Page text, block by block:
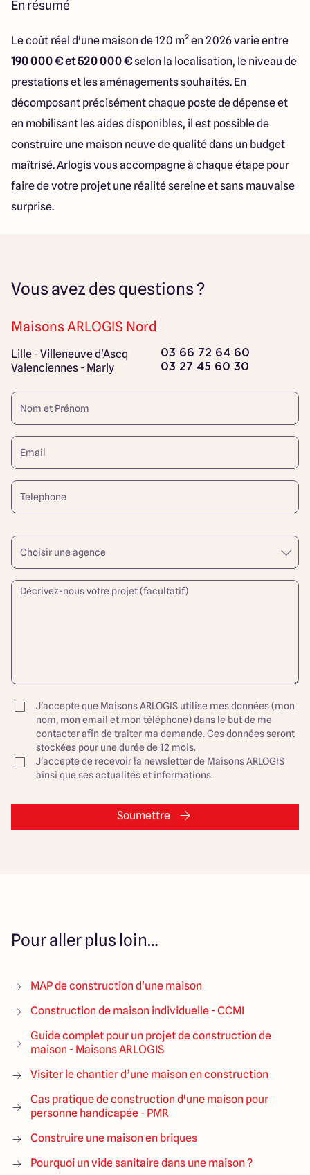
En résumé
Le coût réel d'une maison de 120 m² en 2026 varie entre
190 000 € et 520 000 €selon la localisation, le niveau de
prestations et les aménagements souhaités. En
décomposant précisément chaque poste de dépense et
en mobilisant les aides disponibles, il est possible de
construire une maison neuve de qualité dans un budget
maîtrisé. Arlogis vous accompagne à chaque étape pour
faire de votre projet une réalité sereine et sans mauvaise
surprise.
Vous avez des questions ?
Maisons ARLOGIS Nord
Lille - Villeneuve d'Ascq 03 66 72 64 60
Valenciennes - Marly 03 27 45 60 30
J'accepte que Maisons ARLOGIS utilise mes données (mon
nom, mon email et mon téléphone) dans le but de me
contacter afin de traiter ma demande. Ces données seront
stockées pour une durée de 12 mois.
J'accepte de recevoir la newsletter de Maisons ARLOGIS
ainsi que ses actualités et informations.
Soumettre
Pour aller plus loin…
MAP de construction d'une maison
Construction de maison individuelle - CCMI
Guide complet pour un projet de construction de
maison - Maisons ARLOGIS
Visiter le chantier d’une maison en construction
Cas pratique de construction d'une maison pour
personne handicapée - PMR
Construire une maison en briques
Pourquoi un vide sanitaire dans une maison ?